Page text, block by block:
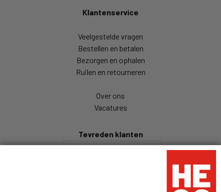
Klantenservice
Veelgestelde vragen
Bestellen en betalen
Bezorgen en ophalen
Ruilen en retourneren
Over ons
Vacatures
Tevreden klanten